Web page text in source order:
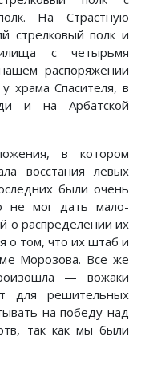
На Страстную
стрелковый полк и
с четырьмя
распоряжении
храма Спасителя, в
и на Арбатской
в котором
восстания левых
были очень
не мог дать мало-
о распределении их
о том, что их штаб и
Морозова. Все же
— вожаки
для решительных
на победу над
так как мы были